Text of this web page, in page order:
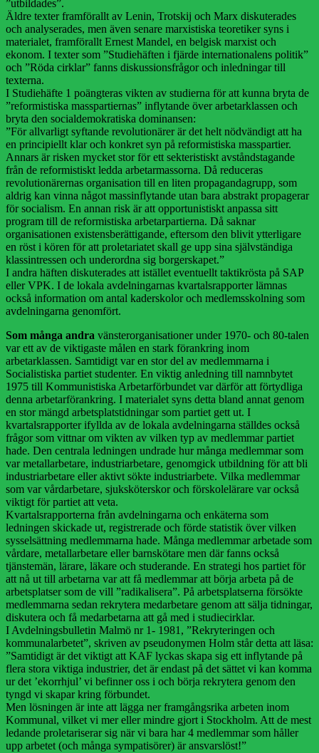
”utbildades”.
Äldre texter framförallt av Lenin, Trotskij och Marx diskuterades
och analyserades, men även senare marxistiska teoretiker syns i
materialet, framförallt Ernest Mandel, en belgisk marxist och
ekonom. I texter som ”Studiehäften i fjärde internationalens politik”
och ”Röda cirklar” fanns diskussionsfrågor och inledningar till
texterna.
I Studiehäfte 1 poängteras vikten av studierna för att kunna bryta de
”reformistiska masspartiernas” inflytande över arbetarklassen och
bryta den socialdemokratiska dominansen:
”För allvarligt syftande revolutionärer är det helt nödvändigt att ha
en principiellt klar och konkret syn på reformistiska masspartier.
Annars är risken mycket stor för ett sekteristiskt avståndstagande
från de reformistiskt ledda arbetarmassorna. Då reduceras
revolutionärernas organisation till en liten propagandagrupp, som
aldrig kan vinna något massinflytande utan bara abstrakt propagerar
för socialism. En annan risk är att opportunistiskt anpassa sitt
program till de reformistiska arbetarpartierna. Då saknar
organisationen existensberättigande, eftersom den blivit ytterligare
en röst i kören för att proletariatet skall ge upp sina självständiga
klassintressen och underordna sig borgerskapet.”
I andra häften diskuterades att istället eventuellt taktikrösta på SAP
eller VPK. I de lokala avdelningarnas kvartalsrapporter lämnas
också information om antal kaderskolor och medlemsskolning som
avdelningarna genomfört.
Som många andra vänsterorganisationer under 1970- och 80-talen
var ett av de viktigaste målen en stark förankring inom
arbetarklassen. Samtidigt var en stor del av medlemmarna i
Socialistiska partiet studenter. En viktig anledning till namnbytet
1975 till Kommunistiska Arbetarförbundet var därför att förtydliga
denna arbetarförankring. I materialet syns detta bland annat genom
en stor mängd arbetsplatstidningar som partiet gett ut. I
kvartalsrapporter ifyllda av de lokala avdelningarna ställdes också
frågor som vittnar om vikten av vilken typ av medlemmar partiet
hade. Den centrala ledningen undrade hur många medlemmar som
var metallarbetare, industriarbetare, genomgick utbildning för att bli
industriarbetare eller aktivt sökte industriarbete. Vilka medlemmar
som var vårdarbetare, sjuksköterskor och förskolelärare var också
viktigt för partiet att veta.
Kvartalsrapporterna från avdelningarna och enkäterna som
ledningen skickade ut, registrerade och förde statistik över vilken
sysselsättning medlemmarna hade. Många medlemmar arbetade som
vårdare, metallarbetare eller barnskötare men där fanns också
tjänstemän, lärare, läkare och studerande. En strategi hos partiet för
att nå ut till arbetarna var att få medlemmar att börja arbeta på de
arbetsplatser som de vill ”radikalisera”. På arbetsplatserna försökte
medlemmarna sedan rekrytera medarbetare genom att sälja tidningar,
diskutera och få medarbetarna att gå med i studiecirklar.
I Avdelningsbulletin Malmö nr 1- 1981, ”Rekryteringen och
kommunalarbetet”, skriven av pseudonymen Holm står detta att läsa:
”Samtidigt är det viktigt att KAF lyckas skapa sig ett inflytande på
flera stora viktiga industrier, det är endast på det sättet vi kan komma
ur det ’ekorrhjul’ vi befinner oss i och börja rekrytera genom den
tyngd vi skapar kring förbundet.
Men lösningen är inte att lägga ner framgångsrika arbeten inom
Kommunal, vilket vi mer eller mindre gjort i Stockholm. Att de mest
ledande proletariserar sig när vi bara har 4 medlemmar som håller
upp arbetet (och många sympatisörer) är ansvarslöst!”